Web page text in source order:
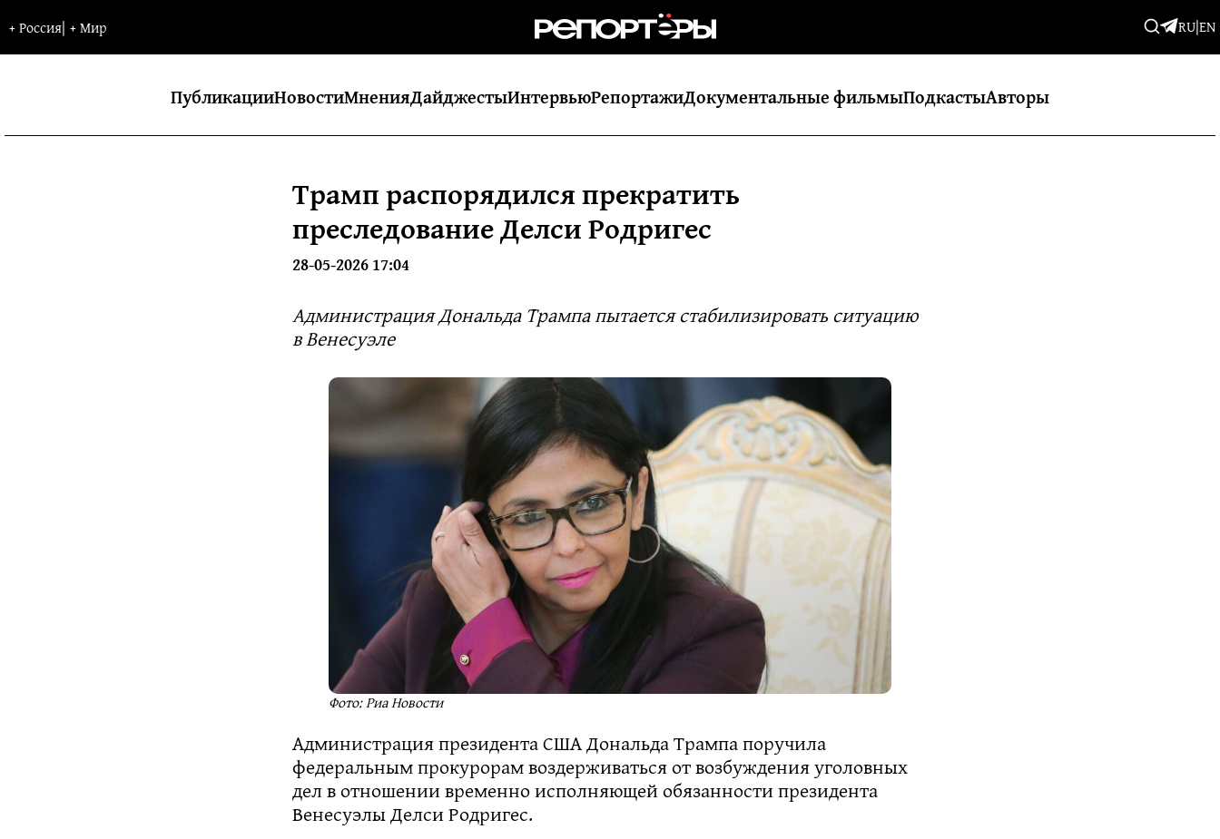
+Россия| +Мир RU|EN
ПубликацииНовостиМненияДайджестыИнтервьюРепортажиДокументальные фильмыПодкастыАвторы
Трамп распорядился прекратить
преследование Делси Родригес
28-05-2026 17:04
Администрация Дональда Трампа пытается стабилизировать ситуацию
в Венесуэле
Фото: Риа Новости
Администрация президента США Дональда Трампа поручила
федеральным прокурорам воздерживаться от возбуждения уголовных
дел в отношении временно исполняющей обязанности президента
Венесуэлы Делси Родригес.